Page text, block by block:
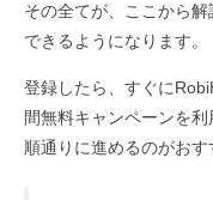
その全てが、ここから
できるようになります。
登録したら、すぐに
間無料キャンペーンを
順通りに進めるのがおす